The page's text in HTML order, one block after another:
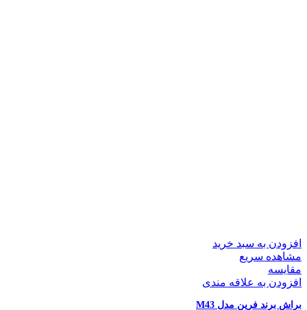
افزودن به سبد خرید
مشاهده سریع
مقایسه
افزودن به علاقه مندی
براش برند فرین مدل M43